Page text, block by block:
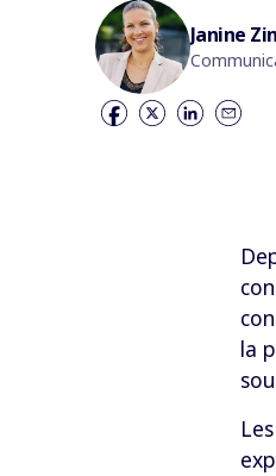
Janine
la